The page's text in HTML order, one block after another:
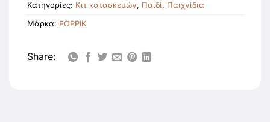
Κατηγορίες: Κιτ κατασκευών, Παιδί, Παιχνίδια
Μάρκα: POPPIK
Share: